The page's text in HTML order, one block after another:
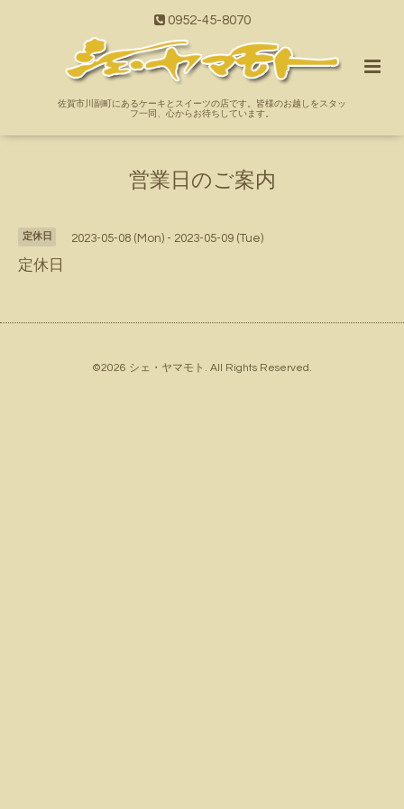
0952-45-8070
佐賀市川副町にあるケーキとスイーツの店です。皆様のお越しをスタッ
フ一同、心からお待ちしています。
営業日のご案内
定休日 2023-05-08 (Mon) - 2023-05-09 (Tue)
定休日
©2026 シェ・ヤマモト . All Rights Reserved.